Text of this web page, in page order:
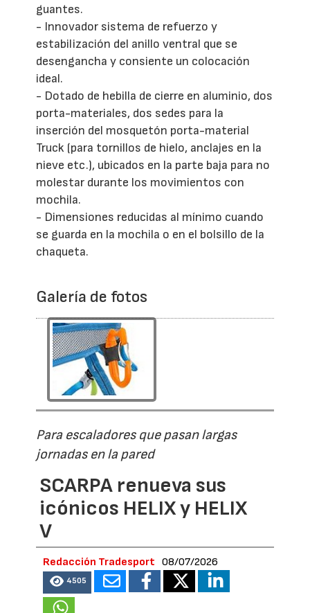
guantes.
- Innovador sistema de refuerzo y
estabilización del anillo ventral que se
desengancha y consiente un colocación
ideal.
- Dotado de hebilla de cierre en aluminio, dos
porta-materiales, dos sedes para la
inserción del mosquetón porta-material
Truck (para tornillos de hielo, anclajes en la
nieve etc.), ubicados en la parte baja para no
molestar durante los movimientos con
mochila.
- Dimensiones reducidas al mínimo cuando
se guarda en la mochila o en el bolsillo de la
chaqueta.
Galería de fotos
Para escaladores que pasan largas
jornadas en la pared
SCARPA renueva sus
icónicos HELIX y HELIX
V
Redacción Tradesport 08/07/2026
4505